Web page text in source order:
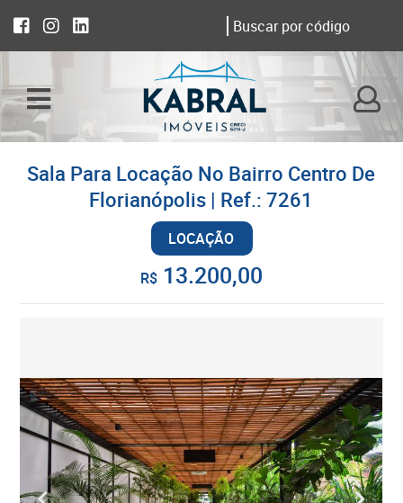
Sala Para Locação No Bairro Centro De
Florianópolis | Ref.: 7261
LOCAÇÃO
R$ 13.200,00